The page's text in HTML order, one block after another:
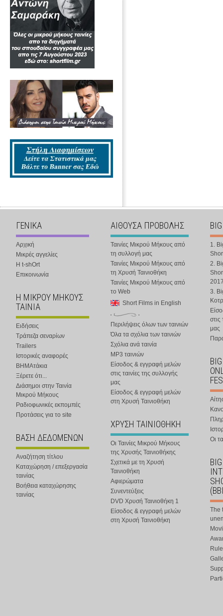
ΓΕΝΙΚΑ
Αρχική
Μικρές αγγελίες
Η t-shOrt
Επικοινωνία
Η ΜΙΚΡΟΥ ΜΗΚΟΥΣ
ΤΑΙΝΙΑ
Ειδήσεις
Τράπεζα σεναρίων
Trailers
Ιστορικές αναφορές
ΒΗΜΑτάκια
Ξέρετε ότι...
Διάσημοι στην Ταινία
Μικρού Μήκους
Ραδιοφωνικές εκπομπές
Προτάσεις για το site
ΒΑΣΗ ΔΕΔΟΜΕΝΩΝ
Αναζήτηση τίτλου
Καταχώρηση / επεξεργασία
ταινίας
Βοήθεια καταχώρησης
ταινίας
ΑΙΘΟΥΣΑ ΠΡΟΒΟΛΗΣ
Ταινίες Μικρού Μήκους από
τη συλλογή μας
Ταινίες Μικρού Μήκους από
τη Χρυσή Ταινιοθήκη
Ταινίες Μικρού Μήκους από
το Web
Short Films in English
Περιλήψεις όλων των ταινιών
Όλα τα σχόλια των ταινιών
Σχόλια ανά ταινία
MP3 ταινιών
Είσοδος & εγγραφή μελών
στις ταινίες της συλλογής
μας
Είσοδος & εγγραφή μελών
στη Χρυσή Ταινιοθήκη
ΧΡΥΣΗ ΤΑΙΝΙΟΘΗΚΗ
Οι Ταινίες Μικρού Μήκους
της Χρυσής Ταινιοθήκης
Σχετικά με τη Χρυσή
Ταινιοθήκη
Αφιερώματα
Συνεντεύξεις
DVD Χρυσή Ταινιοθήκη 1
Είσοδος & εγγραφή μελών
στη Χρυσή Ταινιοθήκη
1.
2.
3.
στις
μας
Οι
The